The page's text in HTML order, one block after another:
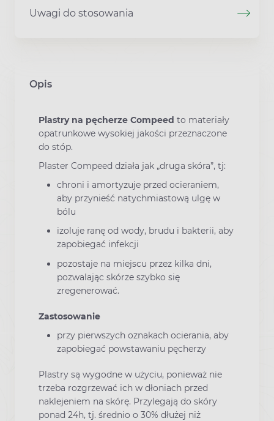
Uwagi do stosowania
Opis
Plastry na pęcherze Compeed to materiały
opatrunkowe wysokiej jakości przeznaczone
do stóp.
Plaster Compeed działa jak „druga skóra”, tj:
chroni i amortyzuje przed ocieraniem,
aby przynieść natychmiastową ulgę w
bólu
izoluje ranę od wody, brudu i bakterii, aby
zapobiegać infekcji
pozostaje na miejscu przez kilka dni,
pozwalając skórze szybko się
zregenerować.
Zastosowanie
przy pierwszych oznakach ocierania, aby
zapobiegać powstawaniu pęcherzy
Plastry są wygodne w użyciu, ponieważ nie
trzeba rozgrzewać ich w dłoniach przed
naklejeniem na skórę. Przylegają do skóry
ponad 24h, tj. średnio o 30% dłużej niż